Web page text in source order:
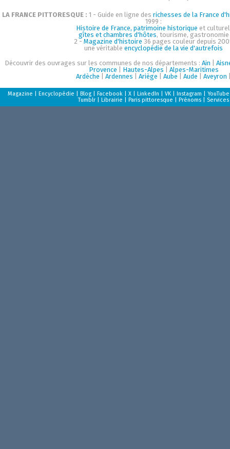
LA FRANCE PITTORESQUE : 1 - Guide en ligne des richesses de la France
1999 :
Histoire de France, patrimoine historique et
gîtes et chambres d'hôtes, tourisme, gastronomie
2 - Magazine d'histoire 36 pages couleur depuis
une véritableencyclopédie de la vie d'autrefois
Découvrir des ouvrages sur les communes de nos départements :Ain |
Provence
Hautes-Alpes
Alpes-Maritimes
Ardèche |Ardennes |Ariège |Aube |Aude |Aveyron
Magazine |Encyclopédie |Blog |Facebook |X |LinkedIn |VK |Instagram |YouTube
Tumblr |Librairie |Paris pittoresque |Prénoms Services